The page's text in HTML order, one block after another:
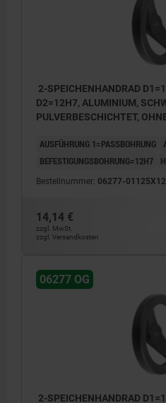
2-SPEICHENHANDRAD
D2=12H7, ALUMINIUM,
PULVERBESCHICHTET,
AUSFÜHRUNG 1=PASSBOHRUNG
BEFESTIGUNGSBOHRUNG=12H7
Bestellnummer: 06277-01125X12
14,14 €
zzgl. MwSt.
zzgl. Versandkosten
06277 OG
2-SPEICHENHANDRAD